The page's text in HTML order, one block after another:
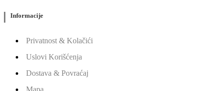
Informacije
Privatnost & Kolačići
Uslovi Korišćenja
Dostava & Povraćaj
Mapa